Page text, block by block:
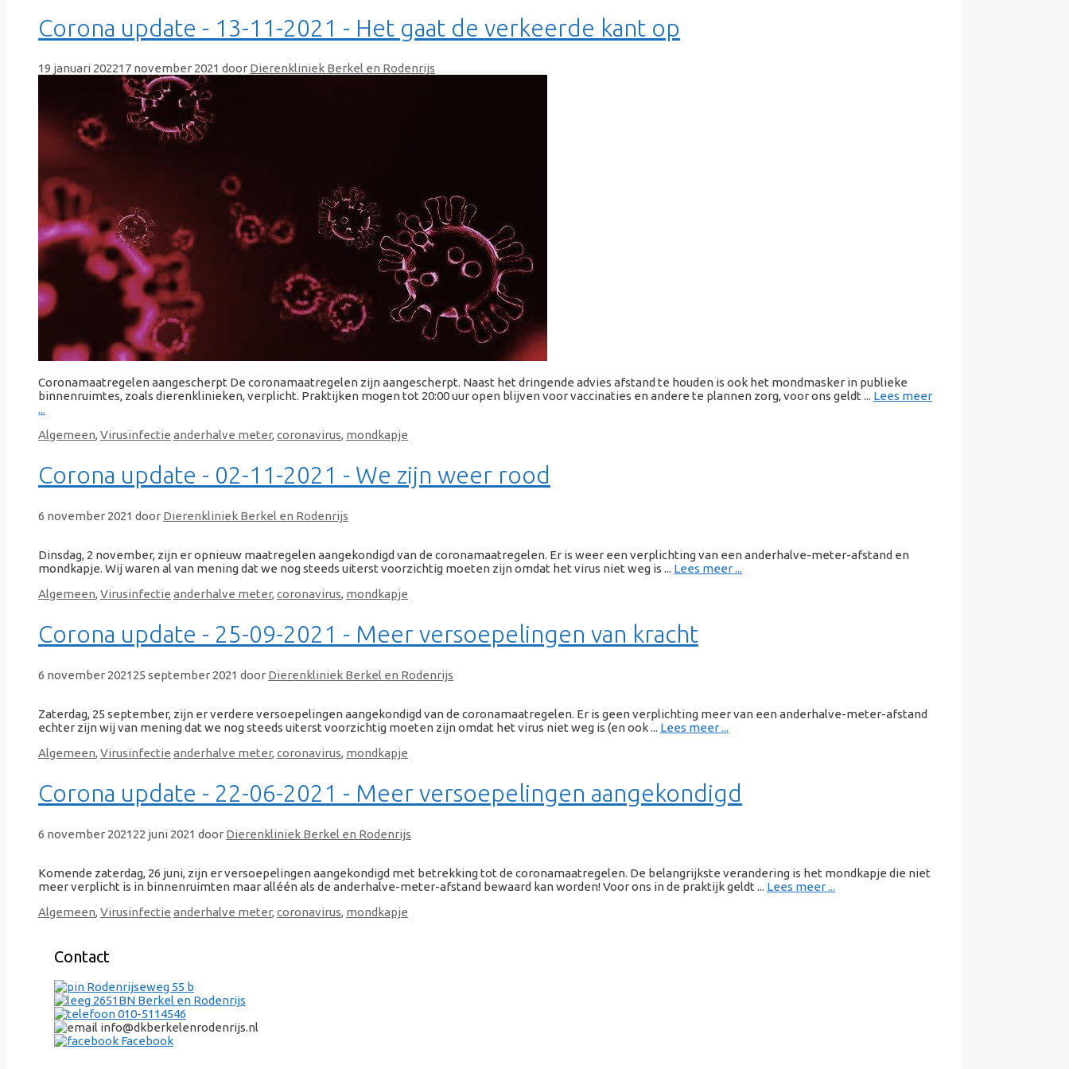
Corona update - 13-11-2021 - Het gaat de verkeerde kant op
19 januari 202217 november 2021 door Dierenkliniek Berkel en Rodenrijs
Coronamaatregelen aangescherpt De coronamaatregelen zijn aangescherpt. Naast het dringende advies afstand te houden is ook het mondmasker in publieke
binnenruimtes, zoals dierenklinieken, verplicht. Praktijken mogen tot 20:00 uur open blijven voor vaccinaties en andere te plannen zorg, voor ons geldt ... Lees meer
...
Categorieën
Algemeen, Virusinfectie Tags
anderhalve meter, coronavirus, mondkapje
Corona update - 02-11-2021 - We zijn weer rood
6 november 2021 door Dierenkliniek Berkel en Rodenrijs
Dinsdag, 2 november, zijn er opnieuw maatregelen aangekondigd van de coronamaatregelen. Er is weer een verplichting van een anderhalve-meter-afstand en
mondkapje. Wij waren al van mening dat we nog steeds uiterst voorzichtig moeten zijn omdat het virus niet weg is ... Lees meer ...
Categorieën
Algemeen, Virusinfectie Tags
anderhalve meter, coronavirus, mondkapje
Corona update - 25-09-2021 - Meer versoepelingen van kracht
6 november 202125 september 2021 door Dierenkliniek Berkel en Rodenrijs
Zaterdag, 25 september, zijn er verdere versoepelingen aangekondigd van de coronamaatregelen. Er is geen verplichting meer van een anderhalve-meter-afstand
echter zijn wij van mening dat we nog steeds uiterst voorzichtig moeten zijn omdat het virus niet weg is (en ook ... Lees meer ...
Categorieën
Algemeen, Virusinfectie Tags
anderhalve meter, coronavirus, mondkapje
Corona update - 22-06-2021 - Meer versoepelingen aangekondigd
6 november 202122 juni 2021 door Dierenkliniek Berkel en Rodenrijs
Komende zaterdag, 26 juni, zijn er versoepelingen aangekondigd met betrekking tot de coronamaatregelen. De belangrijkste verandering is het mondkapje die niet
meer verplicht is in binnenruimten maar alléén als de anderhalve-meter-afstand bewaard kan worden! Voor ons in de praktijk geldt ... Lees meer ...
Categorieën
Algemeen, Virusinfectie Tags
anderhalve meter, coronavirus, mondkapje
Contact
Rodenrijseweg 55 b
2651BN Berkel en Rodenrijs
010-5114546
info@dkberkelenrodenrijs.nl
Facebook